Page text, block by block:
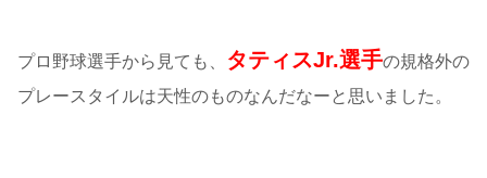
プロ野球選手から見ても、 タティスJr.選手の規格外の
プレースタイルは天性のものなんだなーと思いました。